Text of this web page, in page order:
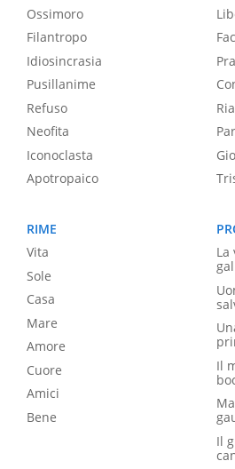
Ossimoro
Filantropo
Idiosincrasia
Pusillanime
Refuso
Neofita
Iconoclasta
Apotropaico
RIME
Vita
Sole
Casa
Mare
Amore
Cuore
Amici
Bene
La
Il
Il